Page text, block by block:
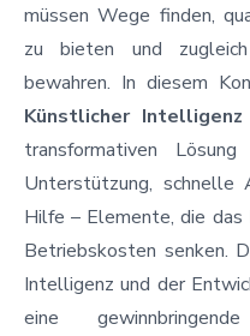
müssen Wege finden,
zu bieten und
bewahren. In diesem
Künstlicher Intelligenz
transformativen
Unterstützung, schnelle
Hilfe – Elemente, die das
Betriebskosten senken.
Intelligenz und der
eine